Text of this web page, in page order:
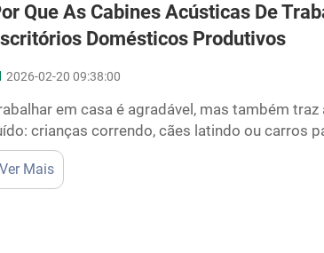
Que As Cabines Acústicas De
Domésticos Produtivos
2026-02-20 09:38:00
em casa é agradável, mas também
crianças correndo, cães latindo ou carros
É por isso que as cabines acústicas para
Ver Mais